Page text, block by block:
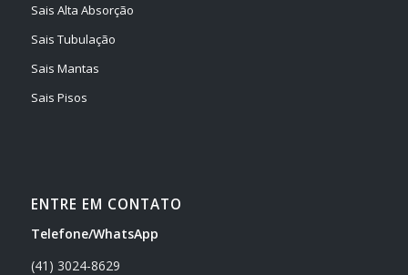
Sais Alta Absorção
Sais Tubulação
Sais Mantas
Sais Pisos
ENTRE EM CONTATO
Telefone/WhatsApp
(41) 3024-8629